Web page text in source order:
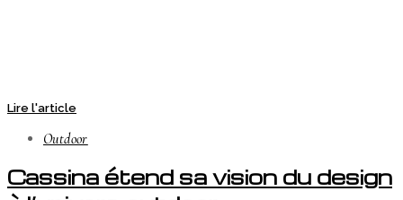
Lire l'article
Outdoor
Cassina étend sa vision du design